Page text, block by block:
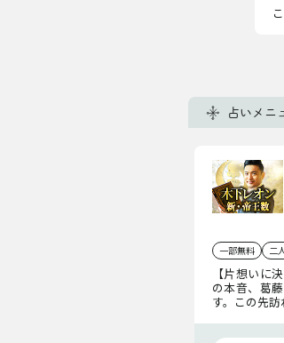
占いメニ
一部無料 二
【片想いに
の本音、葛
す。この先